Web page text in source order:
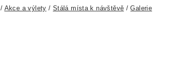
/ Akce a výlety / Stálá místa k návštěvě /Galerie